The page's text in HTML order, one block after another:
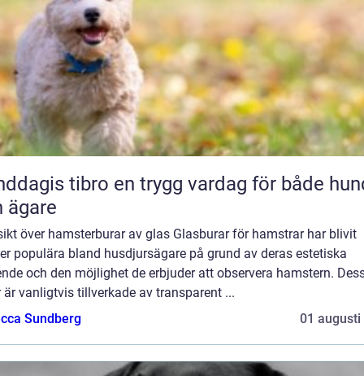
en trygg vardag för både hund
ägare
över hamsterburar av glas Glasburar för hamstrar har blivit
populära bland husdjursägare på grund av deras estetiska
och den möjlighet de erbjuder att observera hamstern.
är vanligtvis tillverkade av transparent ...
Sundberg
01 augusti